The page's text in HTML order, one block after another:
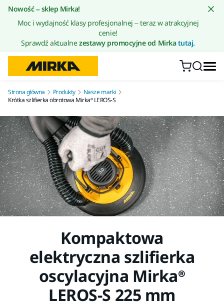
Nowość – sklep Mirka!
Moc i wydajność klasy profesjonalnej – teraz w atrakcyjnej
cenie!
Sprawdź aktualnezestawy promocyjne od Mirkatutaj.
Strona główna Produkty
Nasze marki
Krótka szlifierka obrotowa Mirka® LEROS-S
Kompaktowa
elektryczna szlifierka
oscylacyjna Mirka®
LEROS-S 225 mm